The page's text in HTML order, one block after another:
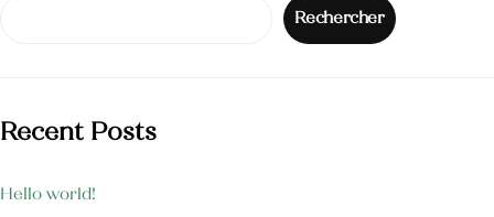
Rechercher
Recent Posts
Hello world!50,000